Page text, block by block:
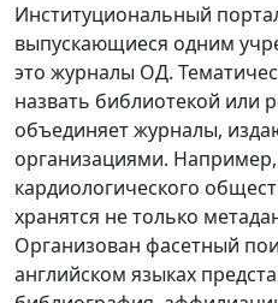
Институциональный
выпускающиеся одним
это журналы ОД.
назвать библиотекой или
объединяет журналы,
организациями.
кардиологического
хранятся не только
Организован фасетный
английском языках